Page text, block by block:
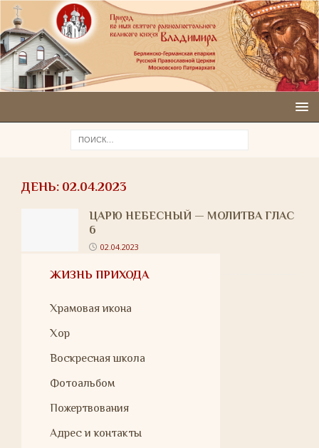
ДЕНЬ: 02.04.2023
ЦАРЮ НЕБЕСНЫЙ — МОЛИТВА ГЛАС
6
02.04.2023
ЖИЗНЬ ПРИХОДА
Храмовая икона
Хор
Воскресная школа
Фотоальбом
Пожертвования
Адрес и контакты